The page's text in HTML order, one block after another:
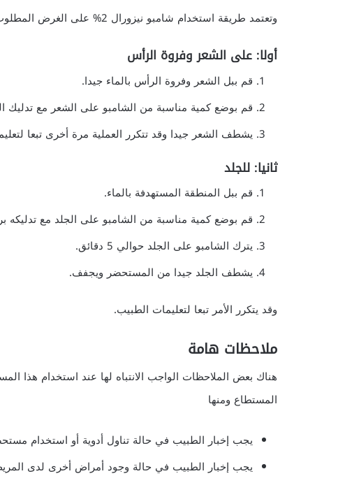
وتعتمد طريقة استخدام شامبو نيزورال 2% على الغرض المطلوب من استخدامه كالآتي
أولا: على الشعر وفروة الرأس
قم ببل الشعر وفروة الرأس بالماء جيدا.
قم بوضع كمية مناسبة من الشامبو على الشعر مع
يشطف الشعر جيدا وقد تتكرر العملية مرة أخرى تبعا
ثانيا: للجلد
قم ببل المنطقة المستهدفة بالماء.
قم بوضع كمية مناسبة من الشامبو على الجلد مع
يترك الشامبو على الجلد حوالي 5 دقائق.
يشطف الجلد جيدا من المستحضر ويجفف.
وقد يتكرر الأمر تبعا لتعليمات الطبيب.
ملاحظات هامة
هناك بعض الملاحظات الواجب الانتباه لها عند استخدام هذا
المستطاع ومنها
يجب إخبار الطبيب في حالة تناول أدوية أو استخدام
يجب إخبار الطبيب في حالة وجود أمراض أخرى لدى